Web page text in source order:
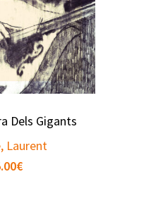
Dels Gigants
Laurent
€